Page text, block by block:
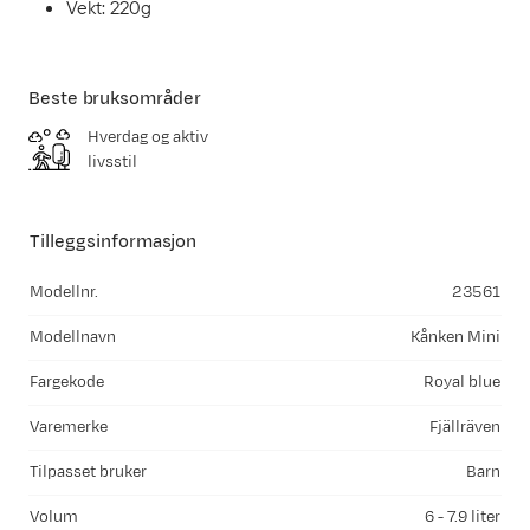
Vekt: 220g
Tilleggsinformasjon
Modellnr. 23561
Modellnavn Kånken Mini
Fargekode Royal blue
Varemerke Fjällräven
Tilpasset bruker Barn
Volum 6 - 7.9 liter
Beste bruksområder
Hverdag og aktiv
livsstil